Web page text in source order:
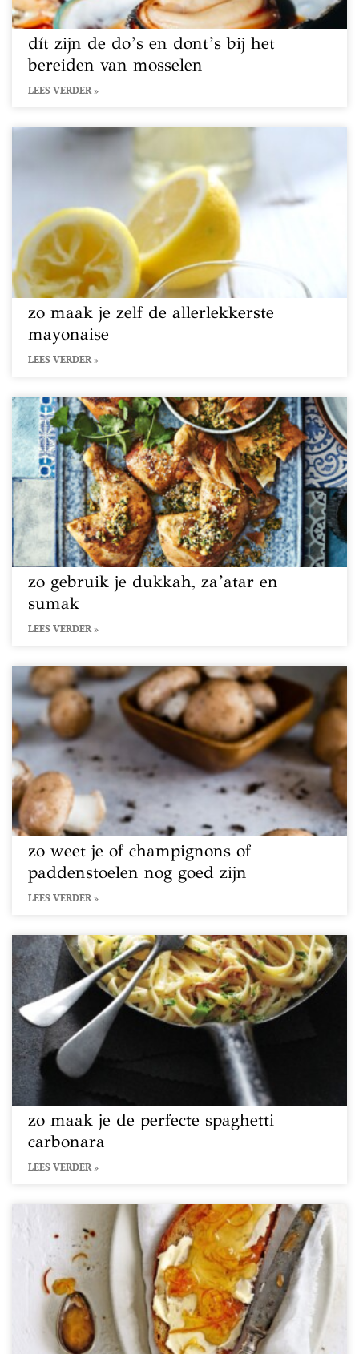
dít zijn de do’s en dont’s bij het
bereiden van mosselen
LEES VERDER »
zo maak je zelf de allerlekkerste
mayonaise
LEES VERDER »
zo gebruik je dukkah, za’atar en
sumak
LEES VERDER »
zo weet je of champignons of
paddenstoelen nog goed zijn
LEES VERDER »
zo maak je de perfecte spaghetti
carbonara
LEES VERDER »